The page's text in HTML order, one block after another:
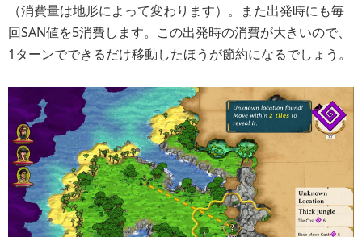
（消費量は地形によって変わります）。また出発時にも毎
回SAN値を5消費します。この出発時の消費が大きいので、
1ターンでできるだけ移動したほうが節約になるでしょう。